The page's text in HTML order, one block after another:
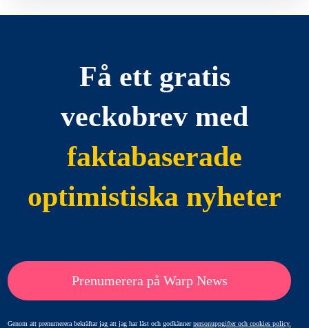
Få ett gratis
veckobrev med
faktabaserade
optimistiska nyheter
Prenumerera på Warp News
Genom att prenumerera bekräftar jag att jag har läst och godkännerpersonuppgifter och cookies policy.